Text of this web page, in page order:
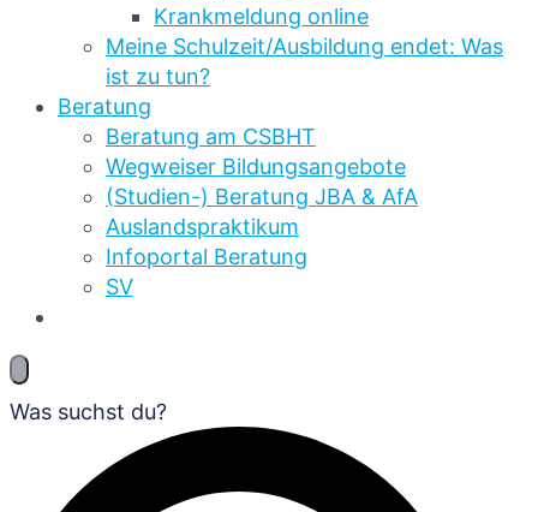
Krankmeldung online
Meine Schulzeit/Ausbildung endet: Was
ist zu tun?
Beratung
Beratung am CSBHT
Wegweiser Bildungsangebote
(Studien-) Beratung JBA & AfA
Auslandspraktikum
Infoportal Beratung
SV
Was suchst du?